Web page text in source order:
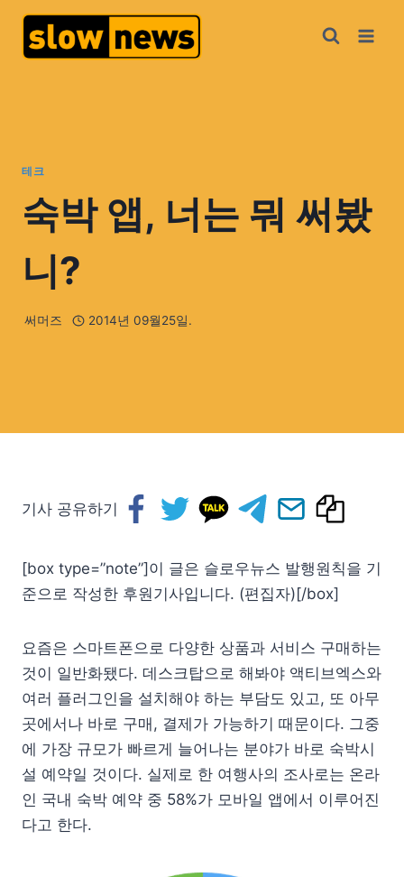
테크
숙박 앱, 너는 뭐 써봤
니?
써머즈 2014년 09월25일.
기사 공유하기
[box type=”note”]이 글은 슬로우뉴스 발행원칙을 기
준으로 작성한 후원기사입니다. (편집자)[/box]
요즘은 스마트폰으로 다양한 상품과 서비스 구매하는
것이 일반화됐다. 데스크탑으로 해봐야 액티브엑스와
여러 플러그인을 설치해야 하는 부담도 있고, 또 아무
곳에서나 바로 구매, 결제가 가능하기 때문이다. 그중
에 가장 규모가 빠르게 늘어나는 분야가 바로 숙박시
설 예약일 것이다. 실제로 한 여행사의 조사로는 온라
인 국내 숙박 예약 중 58%가 모바일 앱에서 이루어진
다고 한다.